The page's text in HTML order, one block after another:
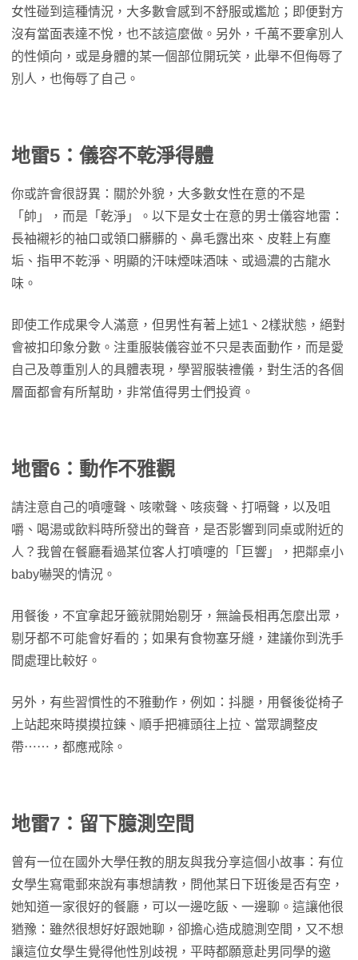
女性碰到這種情況，大多數會感到不舒服或尷尬；即便對方
沒有當面表達不悅，也不該這麼做。另外，千萬不要拿別人
的性傾向，或是身體的某一個部位開玩笑，此舉不但侮辱了
別人，也侮辱了自己。
地雷5：儀容不乾淨得體
你或許會很訝異：關於外貌，大多數女性在意的不是
「帥」，而是「乾淨」。以下是女士在意的男士儀容地雷：
長袖襯衫的袖口或領口髒髒的、鼻毛露出來、皮鞋上有塵
垢、指甲不乾淨、明顯的汗味煙味酒味、或過濃的古龍水
味。
即使工作成果令人滿意，但男性有著上述1、2樣狀態，絕對
會被扣印象分數。注重服裝儀容並不只是表面動作，而是愛
自己及尊重別人的具體表現，學習服裝禮儀，對生活的各個
層面都會有所幫助，非常值得男士們投資。
地雷6：動作不雅觀
請注意自己的噴嚏聲、咳嗽聲、咳痰聲、打嗝聲，以及咀
嚼、喝湯或飲料時所發出的聲音，是否影響到同桌或附近的
人？我曾在餐廳看過某位客人打噴嚏的「巨響」，把鄰桌小
baby嚇哭的情況。
用餐後，不宜拿起牙籤就開始剔牙，無論長相再怎麼出眾，
剔牙都不可能會好看的；如果有食物塞牙縫，建議你到洗手
間處理比較好。
另外，有些習慣性的不雅動作，例如：抖腿，用餐後從椅子
上站起來時摸摸拉鍊、順手把褲頭往上拉、當眾調整皮
帶⋯⋯，都應戒除。
地雷7：留下臆測空間
曾有一位在國外大學任教的朋友與我分享這個小故事：有位
女學生寫電郵來說有事想請教，問他某日下班後是否有空，
她知道一家很好的餐廳，可以一邊吃飯、一邊聊。這讓他很
猶豫：雖然很想好好跟她聊，卻擔心造成臆測空間，又不想
讓這位女學生覺得他性別歧視，平時都願意赴男同學的邀